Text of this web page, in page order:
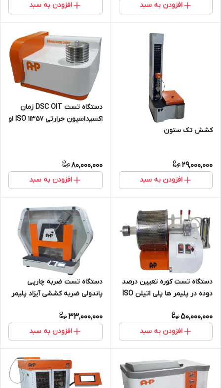
افزودن به سبد افزودن به سبد
کشش تک ستون
29,000,000
افزودن به سبد
دستگاه تست DSC OIT زمان
اکسیداسیون حرارتی ISO 11357 او
80,000,000
افزودن به سبد
دستگاه تست کوره تعیین درصد
دوده در پلیمر ها پلی اتیلن ISO
50,000,000
افزودن به سبد
دستگاه تست ضربه چارپی
پاندولی ضربه کششی آیزاد پلیمر
33,000,000
افزودن به سبد